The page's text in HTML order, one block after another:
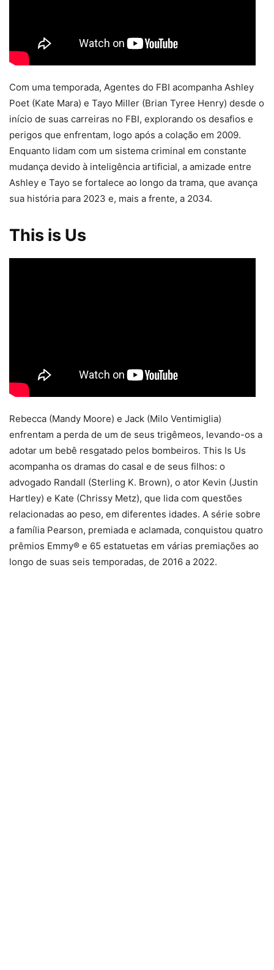
Com uma temporada, Agentes do FBI acompanha Ashley
Poet (Kate Mara) e Tayo Miller (Brian Tyree Henry) desde o
início de suas carreiras no FBI, explorando os desafios e
perigos que enfrentam, logo após a colação em 2009.
Enquanto lidam com um sistema criminal em constante
mudança devido à inteligência artificial, a amizade entre
Ashley e Tayo se fortalece ao longo da trama, que avança
sua história para 2023 e, mais a frente, a 2034.
This is Us
Rebecca (Mandy Moore) e Jack (Milo Ventimiglia)
enfrentam a perda de um de seus trigêmeos, levando-os a
adotar um bebê resgatado pelos bombeiros. This Is Us
acompanha os dramas do casal e de seus filhos: o
advogado Randall (Sterling K. Brown), o ator Kevin (Justin
Hartley) e Kate (Chrissy Metz), que lida com questões
relacionadas ao peso, em diferentes idades. A série sobre
a família Pearson, premiada e aclamada, conquistou quatro
prêmios Emmy® e 65 estatuetas em várias premiações ao
longo de suas seis temporadas, de 2016 a 2022.